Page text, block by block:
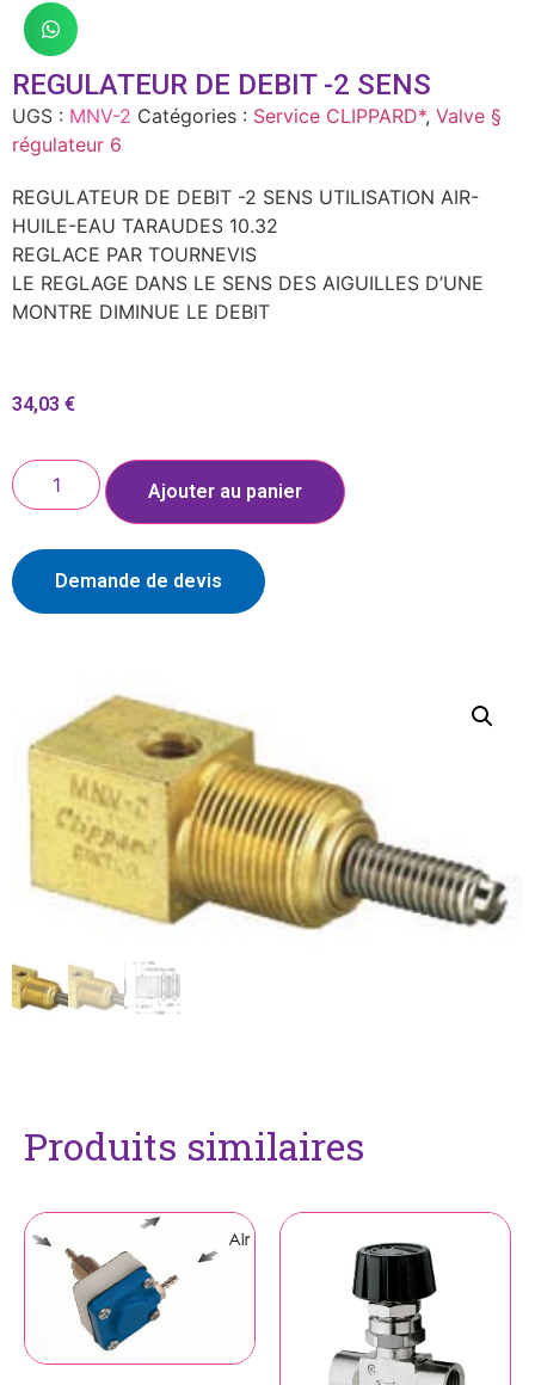
REGULATEUR DE DEBIT -2 SENS
UGS : MNV-2 Catégories : Service CLIPPARD*, Valve §
régulateur 6
REGULATEUR DE DEBIT -2 SENS UTILISATION AIR-
HUILE-EAU TARAUDES 10.32
REGLACE PAR TOURNEVIS
LE REGLAGE DANS LE SENS DES AIGUILLES D’UNE
MONTRE DIMINUE LE DEBIT
34,03 €
Ajouter au panier
Demande de devis
Produits similaires